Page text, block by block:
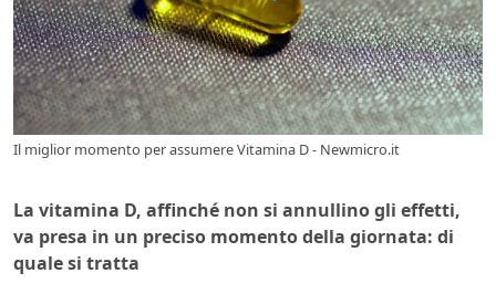
Il miglior momento per assumere Vitamina D - Newmicro.it
La vitamina D, affinché non si annullino gli effetti,
va presa in un preciso momento della giornata: di
quale si tratta